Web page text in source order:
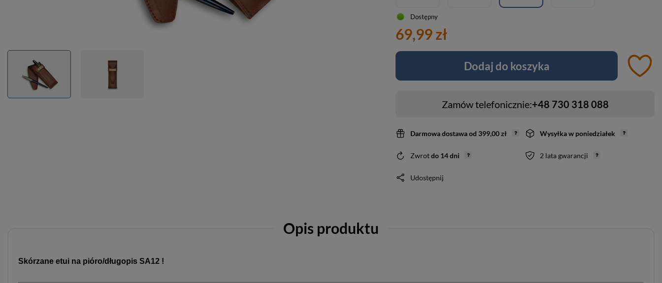
Dostępny
69,99 zł
Dodaj do koszyka
Zamów telefonicznie:+48 730 318 088
Darmowa dostawaod 399,00 zł Wysyłkaw poniedziałek
Zwrotdo 14dni 2 lata gwarancji
Udostępnij
Opis produktu
Skórzane etui na pióro/długopis SA12 !